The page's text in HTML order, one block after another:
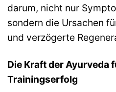
darum, nicht nur
sondern die Ursachen
und verzögerte
Die Kraft der Ayurveda
Trainingserfolg